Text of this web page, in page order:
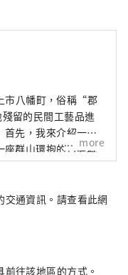
市八幡町，俗稱“郡
留的民間工藝品進
座群山環抱的古老城
景觀也被稱為岐阜
的人們和在河裡玩
為聯合國教科文組
已成為郡上八幡的
每個人都會圍成一
more
通資訊。請查看此網
往該地區的方式。